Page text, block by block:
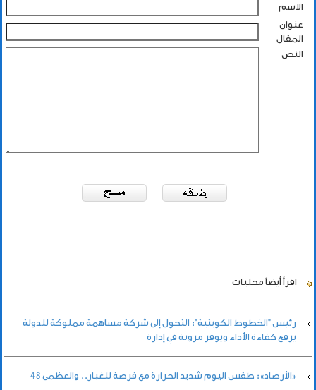
الاسم
عنوان
المقال
النص
اقرأ أيضاً محليات
رئيس "الخطوط الكويتية": التحول إلى شركة مساهمة مملوكة للدولة
يرفع كفاءة الأداء ويوفر مرونة في إدارة
«الأرصاد»: طقس اليوم شديد الحرارة مع فرصة للغبار.. والعظمى 48